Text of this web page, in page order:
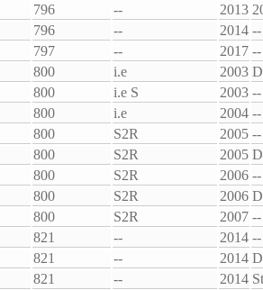
796 -- 2013
796 -- 2014 --
797 -- 2017 --
800 i.e 2003
800 i.e S 2003 --
800 i.e 2004 --
800 S2R 2005 --
800 S2R 2005
800 S2R 2006 --
800 S2R 2006
800 S2R 2007 --
821 -- 2014 --
821 -- 2014
821 -- 2014